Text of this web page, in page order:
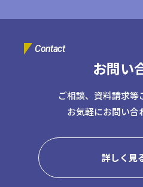
Contact
お問い
ご相談、資料請求等
お気軽にお問い合
詳しく見